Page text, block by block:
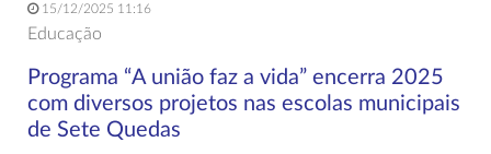
15/12/2025 11:16
Educação
Programa “A união faz a vida” encerra 2025
com diversos projetos nas escolas municipais
de Sete Quedas